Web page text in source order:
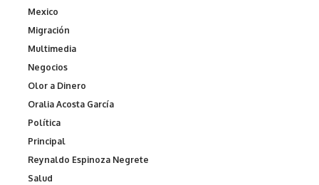
Mexico
Migración
Multimedia
Negocios
Olor a Dinero
Oralia Acosta García
Política
Principal
Reynaldo Espinoza Negrete
Salud